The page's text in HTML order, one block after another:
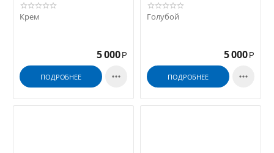
Крем
5 000 Р
ПОДРОБНЕЕ 
Голубой
5 000 Р
ПОДРОБНЕЕ 